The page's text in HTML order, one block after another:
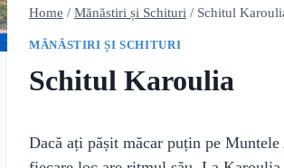
Home / Mănăstiri și Schituri / Schitul
MĂNĂSTIRI ȘI SCHITURI
Schitul Karoulia
Dacă ați pășit măcar puțin pe